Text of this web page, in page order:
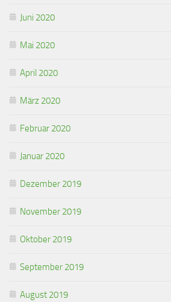
Juni 2020
Mai 2020
April 2020
März 2020
Februar 2020
Januar 2020
Dezember 2019
November 2019
Oktober 2019
September 2019
August 2019